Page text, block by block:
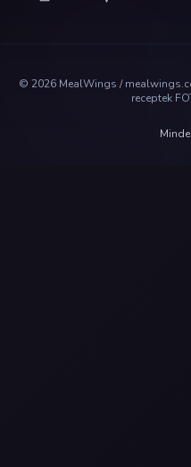
© 2026 MealWings /
receptek